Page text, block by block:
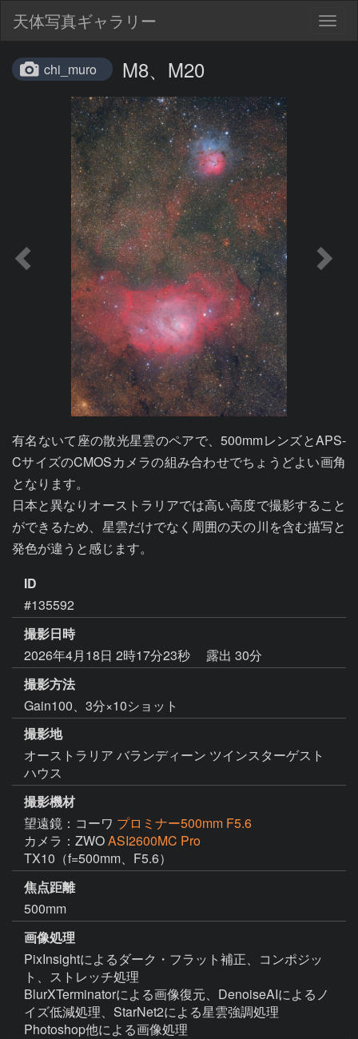
天体写真ギャラリー
chi_muro M8、M20
有名ないて座の散光星雲のペアで、500mmレンズとAPS-
CサイズのCMOSカメラの組み合わせでちょうどよい画角
となります。
日本と異なりオーストラリアでは高い高度で撮影すること
ができるため、星雲だけでなく周囲の天の川を含む描写と
発色が違うと感じます。
ID
#135592
撮影日時
2026年4月18日 2時17分23秒
露出 30分
撮影方法
Gain100、3分×10ショット
撮影地
オーストラリア バランディーン ツインスターゲスト
ハウス
撮影機材
望遠鏡：コーワ プロミナー500mm F5.6
カメラ：ZWOASI2600MC Pro
TX10（f=500mm、F5.6）
焦点距離
500mm
画像処理
PixInsightによるダーク・フラット補正、コンポジッ
ト、ストレッチ処理
BlurXTerminatorによる画像復元、DenoiseAIによるノ
イズ低減処理、StarNet2による星雲強調処理
Photoshop他による画像処理